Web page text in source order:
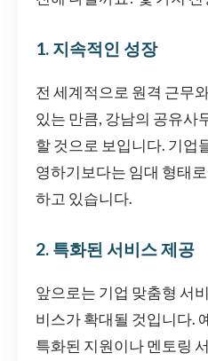
1. 지속적인 성장
전 세계적으로 원격 근무
있는 만큼, 강남의 공유사
할 것으로 보입니다. 기업
영하기보다는 임대 형태
하고 있습니다.
2. 특화된 서비스 제공
앞으로는 기업 맞춤형 서
비스가 확대될 것입니다.
특화된 지원이나 멘토링